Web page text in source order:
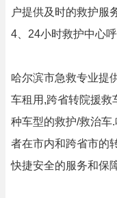
户提供及时的救护服
4、24小时救护中心呼
哈尔滨市急救专业提
车租用,跨省转院援救
种车型的救护/救治车
者在市内和跨省市的
快捷安全的服务和保